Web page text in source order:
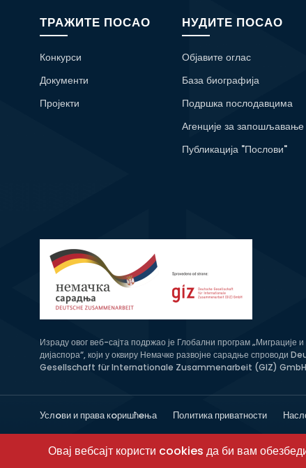
ТРАЖИТЕ ПОСАО
Конкурси
Документи
Пројекти
НУДИТЕ ПОСАО
Објавите оглас
База биографија
Подршка послодавцима
Агенције за запошљавање
Публикација "Послови"
Израду овог веб-сајта подржао је Глобални програм „Миграције и
дијаспора“, који у оквиру Немачке развојне сарадње спроводи
Gesellschaft für Internationale Zusammenarbeit (GIZ) GmbH
Услoви и права кoришћeња Политика приватности
Овај вебсајт користи cookies да би вам